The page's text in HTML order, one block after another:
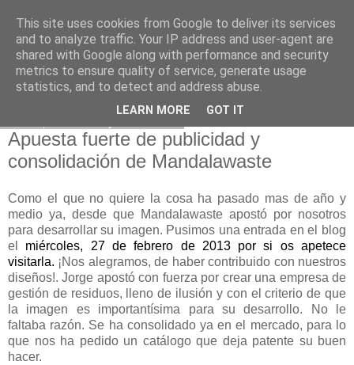
Apuesta fuerte de publicidad y
consolidación de Mandalawaste
Como el que no quiere la cosa ha pasado mas de año y
medio ya, desde que Mandalawaste apostó por nosotros
para desarrollar su imagen. Pusimos una entrada en el blog
el miércoles, 27 de febrero de 2013 por si os apetece
visitarla. ¡Nos alegramos, de haber contribuido con nuestros
diseños!. Jorge apostó con fuerza por crear una empresa de
gestión de residuos, lleno de ilusión y con el criterio de que
la imagen es importantísima para su desarrollo. No le
faltaba razón. Se ha consolidado ya en el mercado, para lo
que nos ha pedido un catálogo que deja patente su buen
hacer.
This site uses cookies from Google to deliver its services
and to analyze traffic. Your IP address and user-agent are
shared with Google along with performance and security
metrics to ensure quality of service, generate usage
statistics, and to detect and address abuse.
LEARN MORE GOT IT